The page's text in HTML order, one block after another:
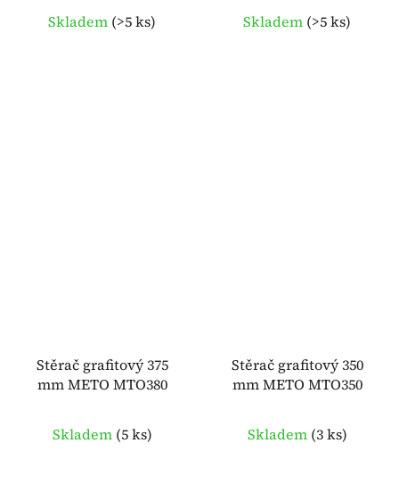
Skladem (>5 ks) Skladem (>5 ks)
Stěrač grafitový 375
mm METO MTO380
Skladem (5 ks)
Stěrač grafitový 350
mm METO MTO350
Skladem (3 ks)